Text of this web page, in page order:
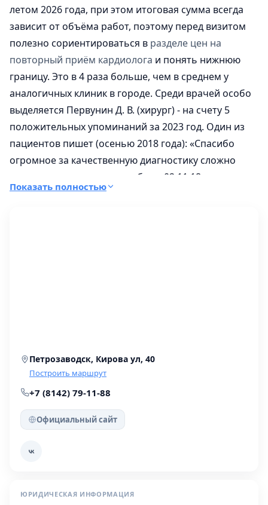
летом 2026 года, при этом итоговая сумма всегда
зависит от объёма работ, поэтому перед визитом
полезно сориентироваться в разделе цен на
повторный приём кардиолога и понять нижнюю
границу. Это в 4 раза больше, чем в среднем у
аналогичных клиник в городе. Среди врачей особо
выделяется Первунин Д. В. (хирург) - на счету 5
положительных упоминаний за 2023 год. Один из
пациентов пишет (осенью 2018 года): «Спасибо
огромное за качественную диагностику сложно
определяемого перелома, были 02.11.18, перелом
торанной кости голеностопа».
Показать полностью
Петрозаводск, Кирова ул, 40
Построить маршрут
+7 (8142) 79-11-88
Официальный сайт
ЮРИДИЧЕСКАЯ ИНФОРМАЦИЯ